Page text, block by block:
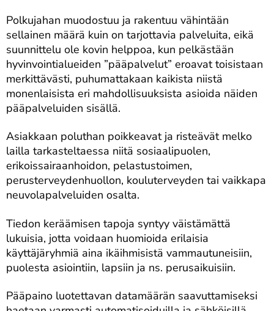
Polkujahan muodostuu ja rakentuu vähintään
sellainen määrä kuin on tarjottavia palveluita, eikä
suunnittelu ole kovin helppoa, kun pelkästään
hyvinvointialueiden ”pääpalvelut” eroavat toisistaan
merkittävästi, puhumattakaan kaikista niistä
monenlaisista eri mahdollisuuksista asioida näiden
pääpalveluiden sisällä.
Asiakkaan poluthan poikkeavat ja risteävät melko
lailla tarkasteltaessa niitä sosiaalipuolen,
erikoissairaanhoidon, pelastustoimen,
perusterveydenhuollon, kouluterveyden tai vaikkapa
neuvolapalveluiden osalta.
Tiedon keräämisen tapoja syntyy väistämättä
lukuisia, jotta voidaan huomioida erilaisia
käyttäjäryhmiä aina ikäihmisistä vammautuneisiin,
puolesta asiointiin, lapsiin ja ns. perusaikuisiin.
Pääpaino luotettavan datamäärän saavuttamiseksi